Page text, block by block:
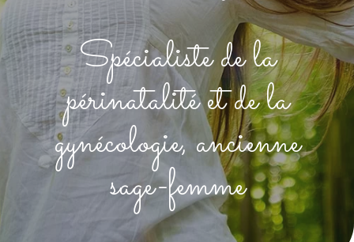
Spécialiste de la
périnatalité et de la
gynécologie, ancienne
sage-femme